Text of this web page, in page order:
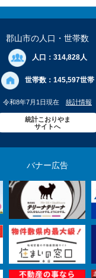
郡山市の人口 ・世帯数
人口： 314,828人
世帯数： 145,597世帯
令和8年7月1日現在 統計情報
統計こおりやま
サイトへ
バナー広告